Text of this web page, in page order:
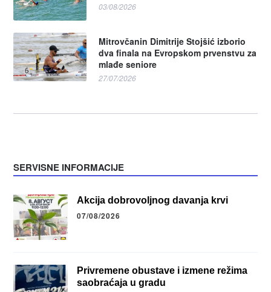
03/08/2026
Mitrovčanin Dimitrije Stojšić izborio
dva finala na Evropskom prvenstvu za
mlađe seniore
27/07/2026
SERVISNE INFORMACIJE
Akcija dobrovoljnog davanja krvi
07/08/2026
Privremene obustave i izmene režima
saobraćaja u gradu